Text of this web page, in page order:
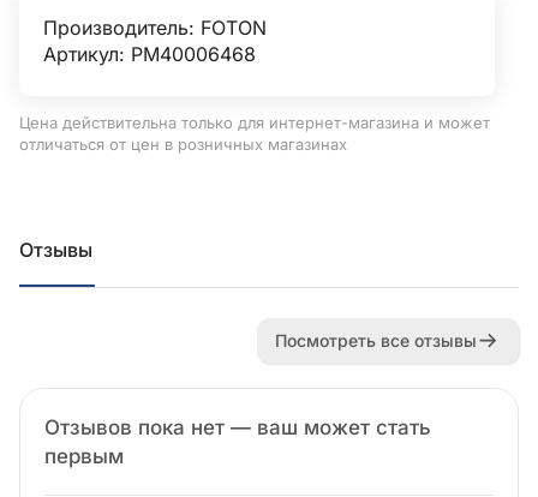
Производитель: FOTON
Артикул: PM40006468
Цена действительна только для интернет-магазина и может
отличаться от цен в розничных магазинах
Отзывы
Посмотреть все отзывы
Отзывов пока нет — ваш может стать
первым